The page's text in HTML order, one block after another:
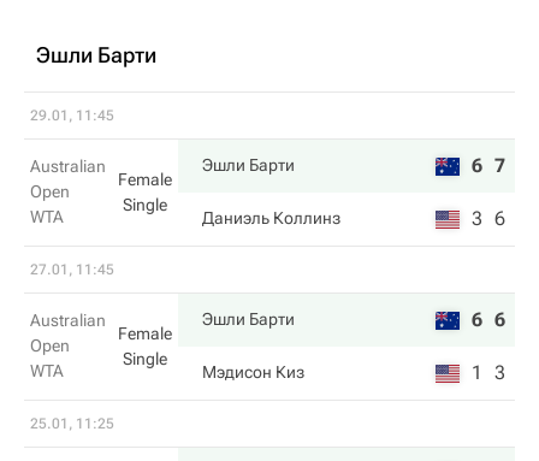
Эшли Барти
29.01, 11:45
Australian
Open
WTA
Female
Single
Эшли Барти 6 7
Даниэль Коллинз 3 6
27.01, 11:45
Australian
Open
WTA
Female
Single
Эшли Барти 6 6
Мэдисон Киз 1 3
25.01, 11:25